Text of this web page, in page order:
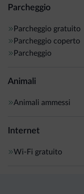
Parcheggio
Parcheggio gratuito
Parcheggio coperto
Parcheggio
Animali
Animali ammessi
Internet
Wi-Fi gratuito